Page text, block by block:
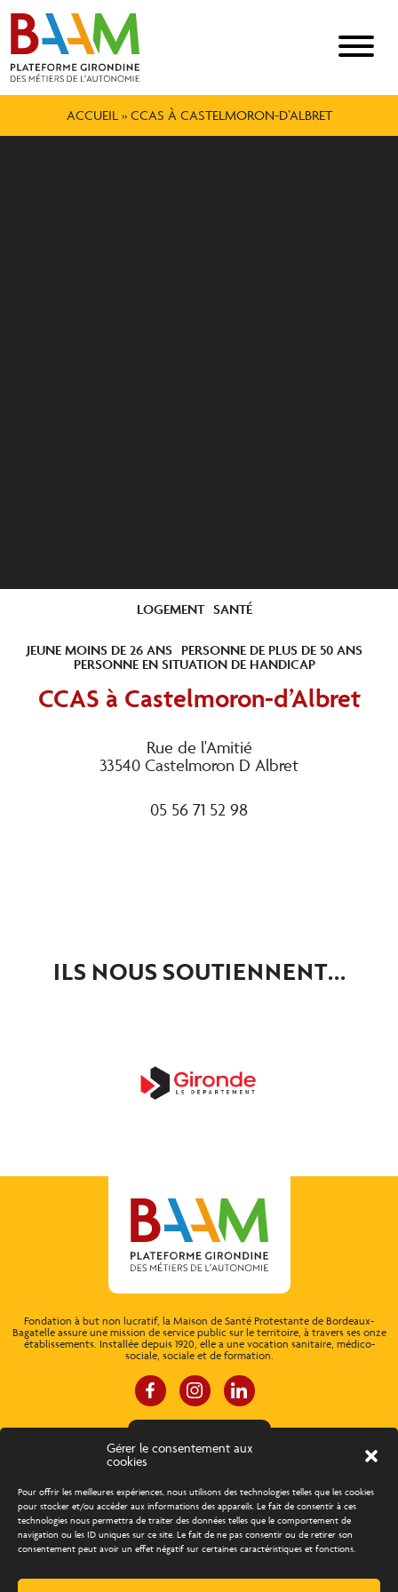
Gérer le consentement aux
cookies
Pour offrir les meilleures expériences, nous utilisons des technologies telles que les cookies
pour stocker et/ou accéder aux informations des appareils. Le fait de consentir à ces
technologies nous permettra de traiter des données telles que le comportement de
navigation ou les ID uniques sur ce site. Le fait de ne pas consentir ou de retirer son
consentement peut avoir un effet négatif sur certaines caractéristiques et fonctions.
ACCUEIL» CCAS À CASTELMORON-D’ALBRET
LOGEMENT SANTÉ
JEUNE MOINS DE 26 ANS PERSONNE DE PLUS DE 50 ANS
PERSONNE EN SITUATION DE HANDICAP
CCAS à Castelmoron-d’Albret
Rue de l'Amitié
33540 Castelmoron D Albret
05 56 71 52 98
ILS NOUS SOUTIENNENT...
Fondation à but non lucratif, la Maison de Santé Protestante de Bordeaux-
Bagatelle assure une mission de service public sur le territoire, à travers ses onze
établissements. Installée depuis 1920, elle a une vocation sanitaire, médico-
sociale, sociale et de formation.
À propos Concours d’éloquence
Découvrir les métiers Trouver un emploi